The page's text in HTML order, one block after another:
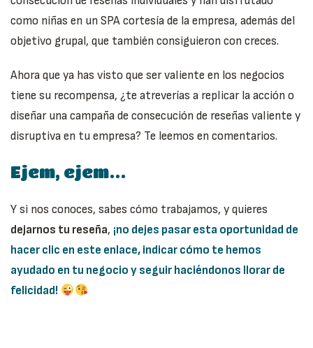
como niñas en un SPA cortesía de la empresa, además del
objetivo grupal, que también consiguieron con creces.
Ahora que ya has visto que ser valiente en los negocios
tiene su recompensa, ¿te atreverías a replicar la acción o
diseñar una campaña de consecución de reseñas valiente y
disruptiva en tu empresa? Te leemos en comentarios.
Ejem, ejem…
Y si nos conoces, sabes cómo trabajamos, y quieres
dejarnos tu reseña, ¡no dejes pasar esta oportunidad de
hacer clic en este enlace, indicar cómo te hemos
ayudado en tu negocio y seguir haciéndonos llorar de
felicidad!